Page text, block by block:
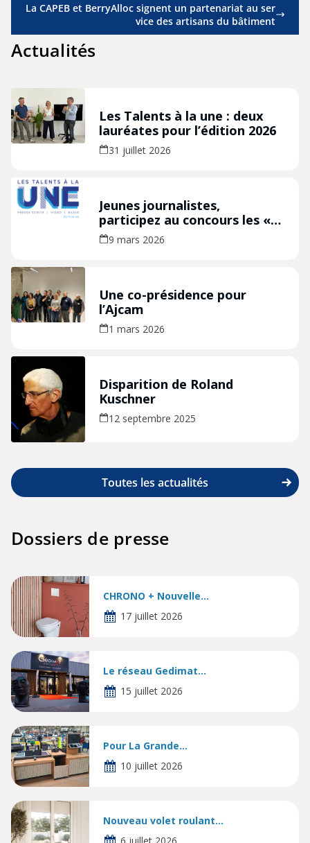
La CAPEB et BerryAlloc signent un partenariat au ser
vice des artisans du bâtiment
Actualités
Les Talents à la une : deux
lauréates pour l’édition 2026
31 juillet 2026
Jeunes journalistes,
participez au concours les «
Talents à la Une » édition
2026 !
9 mars 2026
Une co-présidence pour
l’Ajcam
1 mars 2026
Disparition de Roland
Kuschner
12 septembre 2025
Toutes les actualités
Dossiers de presse
CHRONO + Nouvelle...
17 juillet 2026
Le réseau Gedimat...
15 juillet 2026
Pour La Grande...
10 juillet 2026
Nouveau volet roulant...
6 juillet 2026